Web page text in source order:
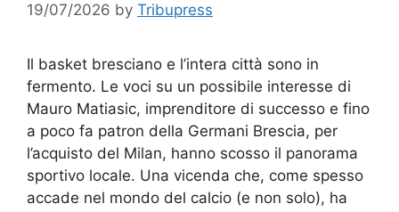
19/07/2026 by Tribupress
Il basket bresciano e l’intera città sono in
fermento. Le voci su un possibile interesse di
Mauro Matiasic, imprenditore di successo e fino
a poco fa patron della Germani Brescia, per
l’acquisto del Milan, hanno scosso il panorama
sportivo locale. Una vicenda che, come spesso
accade nel mondo del calcio (e non solo), ha